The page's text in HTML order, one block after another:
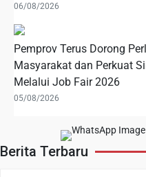
06/08/2026
Pemprov Terus Dorong
Masyarakat dan Perkuat
Melalui Job Fair 2026
05/08/2026
Berita Terbaru